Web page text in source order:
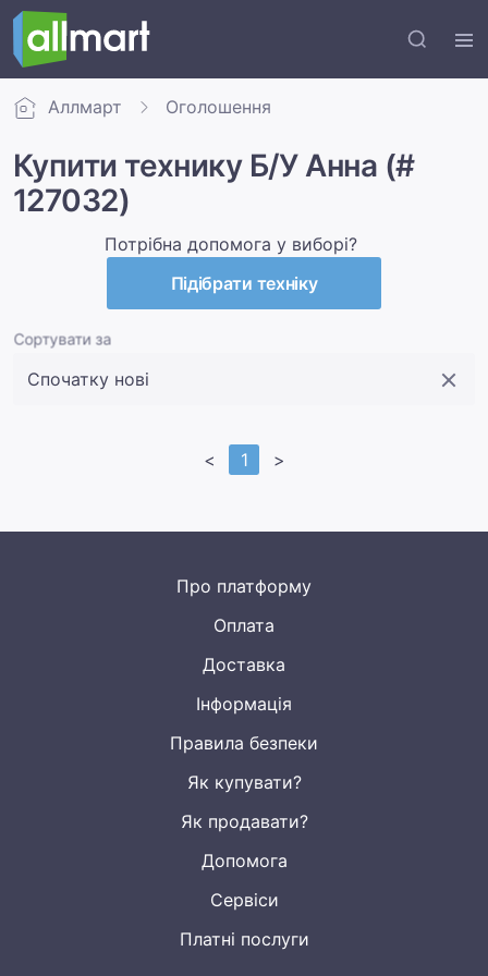
Аллмарт Оголошення
Купити технику Б/У Анна (#
127032)
Потрібна допомога у виборі?
Підібрати техніку
Сортувати за
< 1 >
Про платформу
Оплата
Доставка
Інформація
Правила безпеки
Як купувати?
Як продавати?
Допомога
Сервіси
Платні послуги